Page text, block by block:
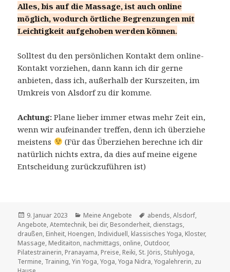
Alles, bis auf die Massage, ist auch online
möglich, wodurch örtliche Begrenzungen mit
Leichtigkeit aufgehoben werden können.
Solltest du den persönlichen Kontakt dem online-
Kontakt vorziehen, dann kann ich dir gerne
anbieten, dass ich, außerhalb der Kurszeiten, im
Umkreis von Alsdorf zu dir komme.
Achtung:Plane lieber immer etwas mehr Zeit ein,
wenn wir aufeinander treffen, denn ich überziehe
meistens
(Für das Überziehen berechne ich dir
natürlich nichts extra, da dies auf meine eigene
Entscheidung zurückzuführen ist)
Veröffentlicht
am
9. Januar 2023 Kategorien
Meine Angebote Schlagwörter
abends,Alsdorf,
Angebote,Atemtechnik, bei dir, Besonderheit, dienstags,
draußen, Einheit, Hoengen, Individuell, klassisches Yoga, Kloster,
Massage, Meditaiton, nachmittags, online, Outdoor,
Pilatestrainerin, Pranayama, Preise, Reiki, St. Jöris, Stuhlyoga,
Termine, Training,Yin Yoga,Yoga,Yoga Nidra,Yogalehrerin, zu